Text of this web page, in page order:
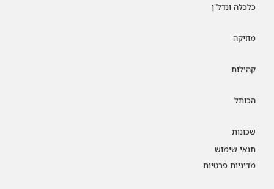
כלכלה ונדל"ן
מוזיקה
קהילות
הכותל
שכונות
תנאי שימוש
מדיניות פרטיות